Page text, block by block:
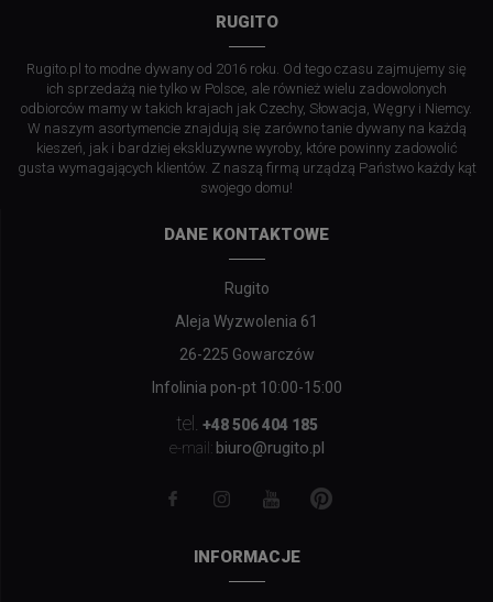
RUGITO
Rugito.pl to modne dywany od 2016 roku. Od tego czasu zajmujemy się
ich sprzedażą nie tylko w Polsce, ale również wielu zadowolonych
odbiorców mamy w takich krajach jak Czechy, Słowacja, Węgry i Niemcy.
W naszym asortymencie znajdują się zarówno tanie dywany na każdą
kieszeń, jak i bardziej ekskluzywne wyroby, które powinny zadowolić
gusta wymagających klientów. Z naszą firmą urządzą Państwo każdy kąt
swojego domu!
DANE KONTAKTOWE
Rugito
Aleja Wyzwolenia 61
26-225 Gowarczów
Infolinia pon-pt 10:00-15:00
tel.
+48 506 404 185
e-mail: biuro@rugito.pl
INFORMACJE